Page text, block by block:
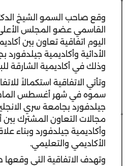
وقع صاحب السمو الشيخ
القاسمي عضو المجلس
اليوم اتفاقية تعاون بين
الأدائية وأكاديمية جيلدفورد
وذلك في أكاديمية الشارقة
وتأتي الاتفاقية استكمالاً
سموه في شهر أغسطس
جيلدفورد بجامعة سري
مجالات التعاون المشترك بين
وأكاديمية جيلدفورد وبناء
الأكاديمي والتعليمي.
وتهدف الاتفاقية التي